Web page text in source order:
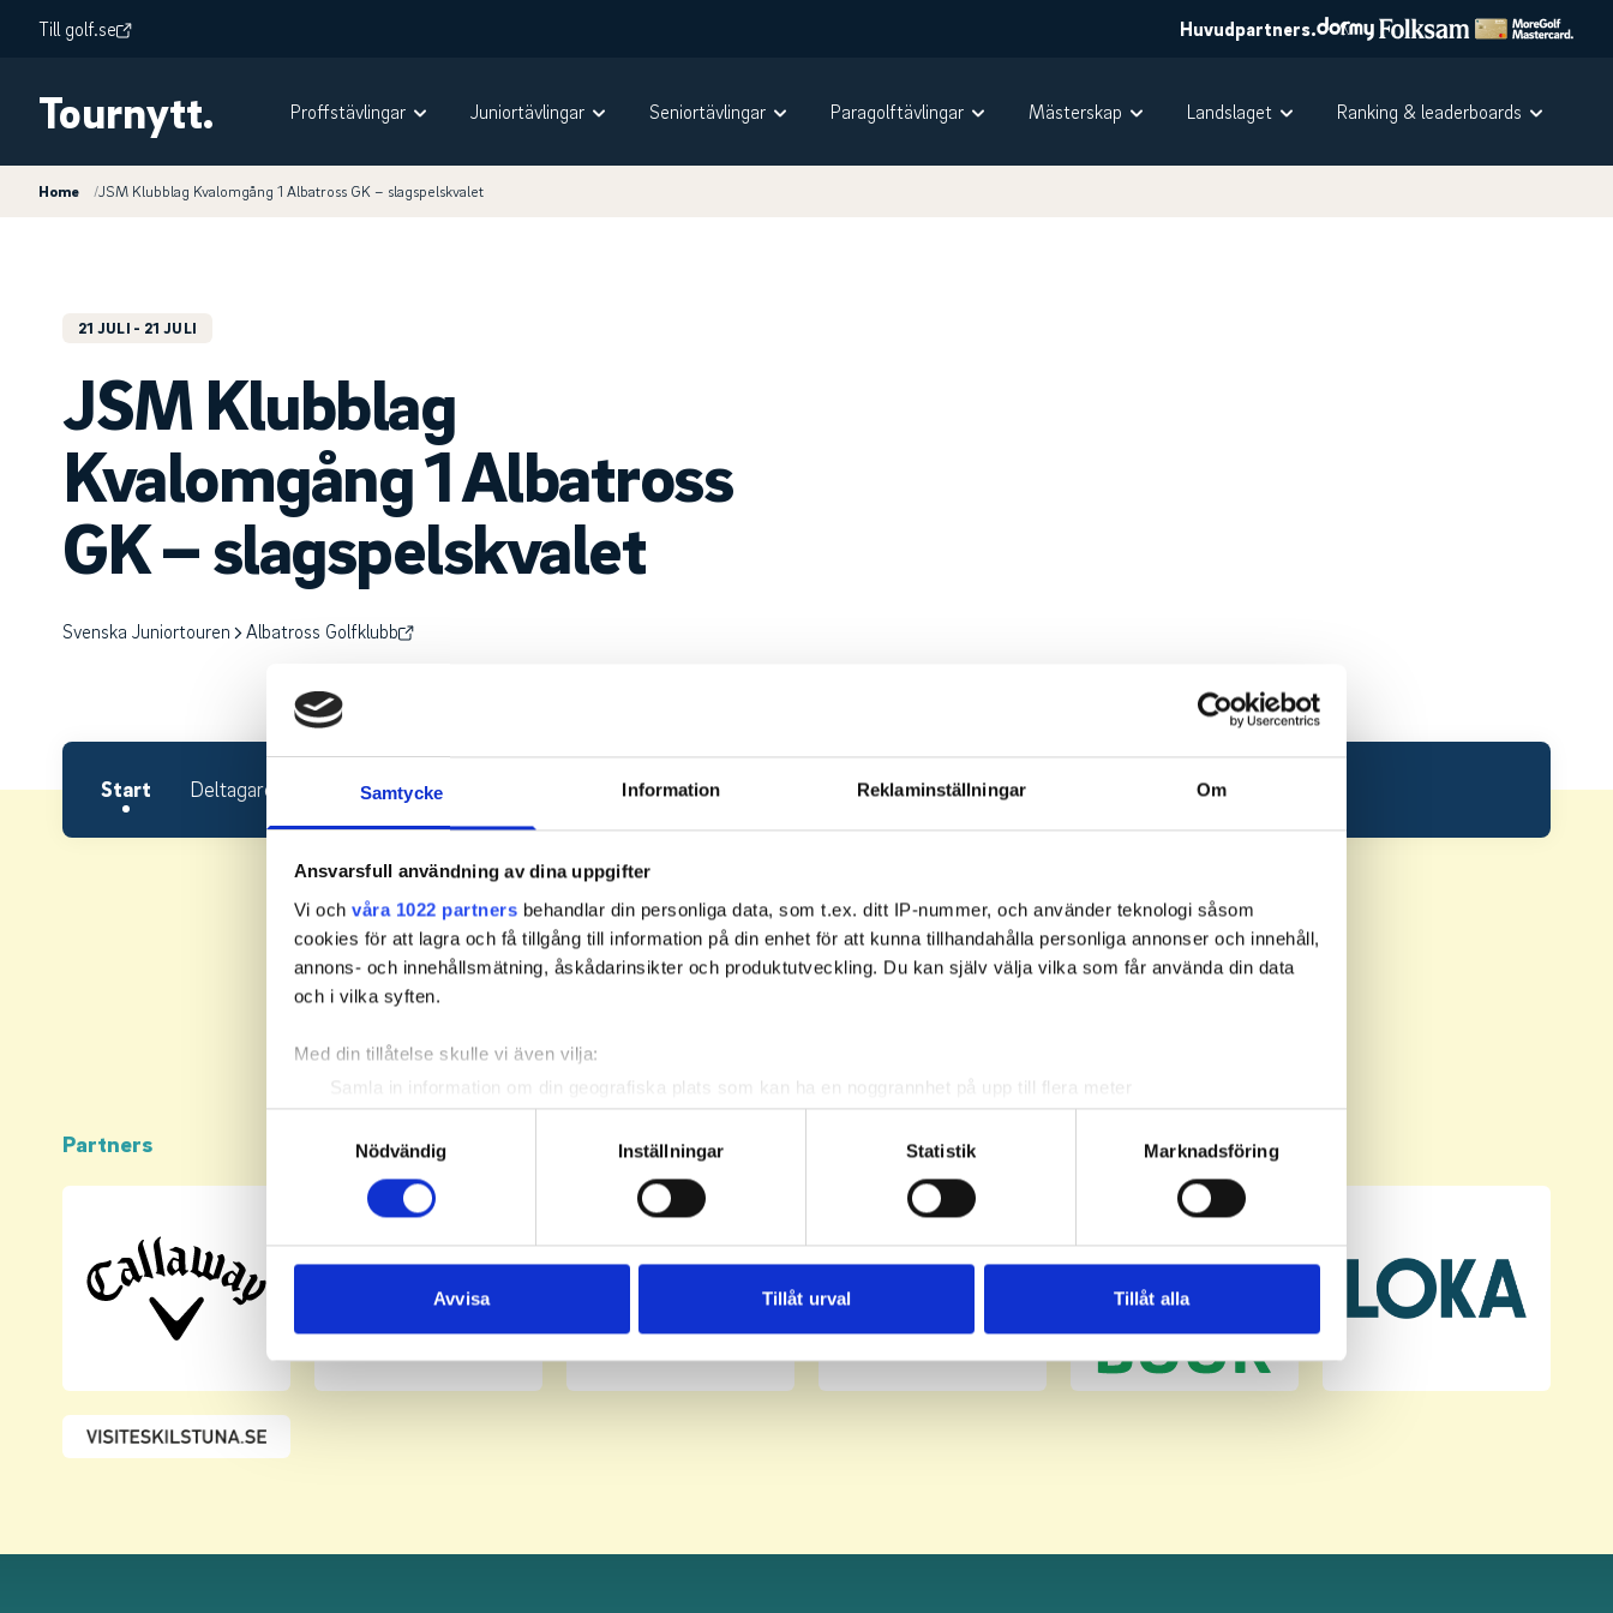
Samtycke Information Reklaminställningar Om
Ansvarsfull användning av dina uppgifter
Vi och våra 1022 partners behandlar din personliga data, som t.ex. ditt IP-nummer, och använder teknologi såsom
cookies för att lagra och få tillgång till information på din enhet för att kunna tillhandahålla personliga annonser och innehåll,
annons- och innehållsmätning, åskådarinsikter och produktutveckling. Du kan själv välja vilka som får använda din data
och i vilka syften.
Med din tillåtelse skulle vi även vilja:
Samla in information om din geografiska plats som kan ha en noggrannhet på upp till flera meter
Identifiera din enhet genom att aktivt skanna den för specifika kännetecken (fingeravtryck)
Ta reda på mer om hur dina personliga uppgifter behandlas och ställ in dina preferenser i
detaljsektionen. Du kan ändra
eller dra tillbaka ditt samtycke när som helst från cookie-förklaringen.
sociala medier och analysera vår trafik. Vi vidarebefordrar även sådana identifierare och annan information från din enhet
till de sociala medier och annons- och analysföretag som vi samarbetar med. Dessa kan i sin tur kombinera informationen
Nödvändig
Inställningar Statistik Marknadsföring
Avvisa Tillåt urval Tillåt alla
Till golf.se Huvudpartners.
Tournytt. Proffstävlingar Juniortävlingar Seniortävlingar Paragolftävlingar Mästerskap Landslaget Ranking & leaderboards
Home /JSM Klubblag Kvalomgång 1 Albatross GK – slagspelskvalet
21 JULI - 21 JULI
JSM Klubblag
Kvalomgång 1 Albatross
GK – slagspelskvalet
Svenska Juniortouren Albatross Golfklubb
Start Deltagare Starttider Resultat Tävlingsinfo
Partners